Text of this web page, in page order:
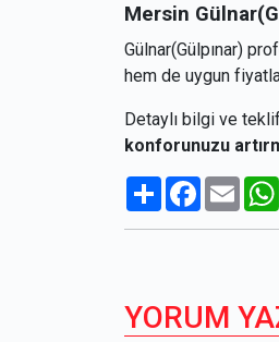
Mersin
Gülnar(Gülpınar)
hem de uygun
Detaylı bilgi ve
konforunuzu
PaylaşFacebook
Email
YORUM